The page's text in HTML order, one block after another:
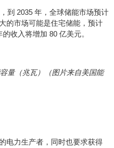
到 2035 年，全球储能市场预计
的市场可能是住宅储能，预计
收入将增加 80 亿美元。
量（兆瓦）（图片来自美国能
电力生产者，同时也要求获得